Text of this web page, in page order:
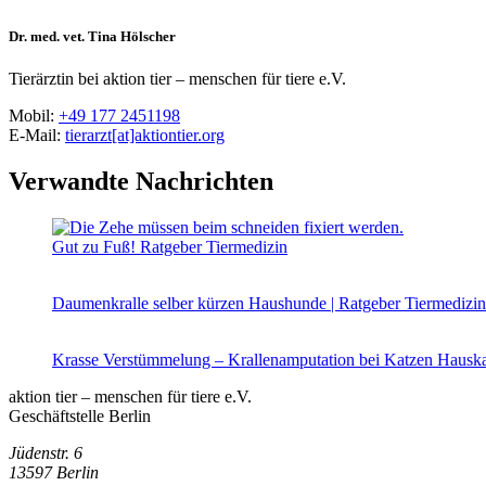
Dr. med. vet. Tina Hölscher
Tierärztin bei aktion tier – menschen für tiere e.V.
Mobil: +49 177 2451198
E-Mail: tierarzt[at]aktiontier.org
Verwandte Nachrichten
Gut zu Fuß! Ratgeber Tiermedizin
Daumenkralle selber kürzen Haushunde | Ratgeber Tiermedizin
Krasse Verstümmelung – Krallenamputation bei Katzen
aktion tier – menschen für tiere e.V.
Geschäftstelle Berlin
Jüdenstr. 6
13597 Berlin